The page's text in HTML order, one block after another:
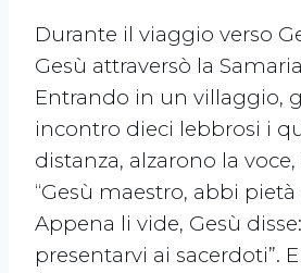
Durante il viaggio verso
Gesù attraversò la
Entrando in un villaggio,
incontro dieci lebbrosi i
distanza, alzarono la
“Gesù maestro, abbi pietà
Appena li vide, Gesù
presentarvi ai sacerdoti”.